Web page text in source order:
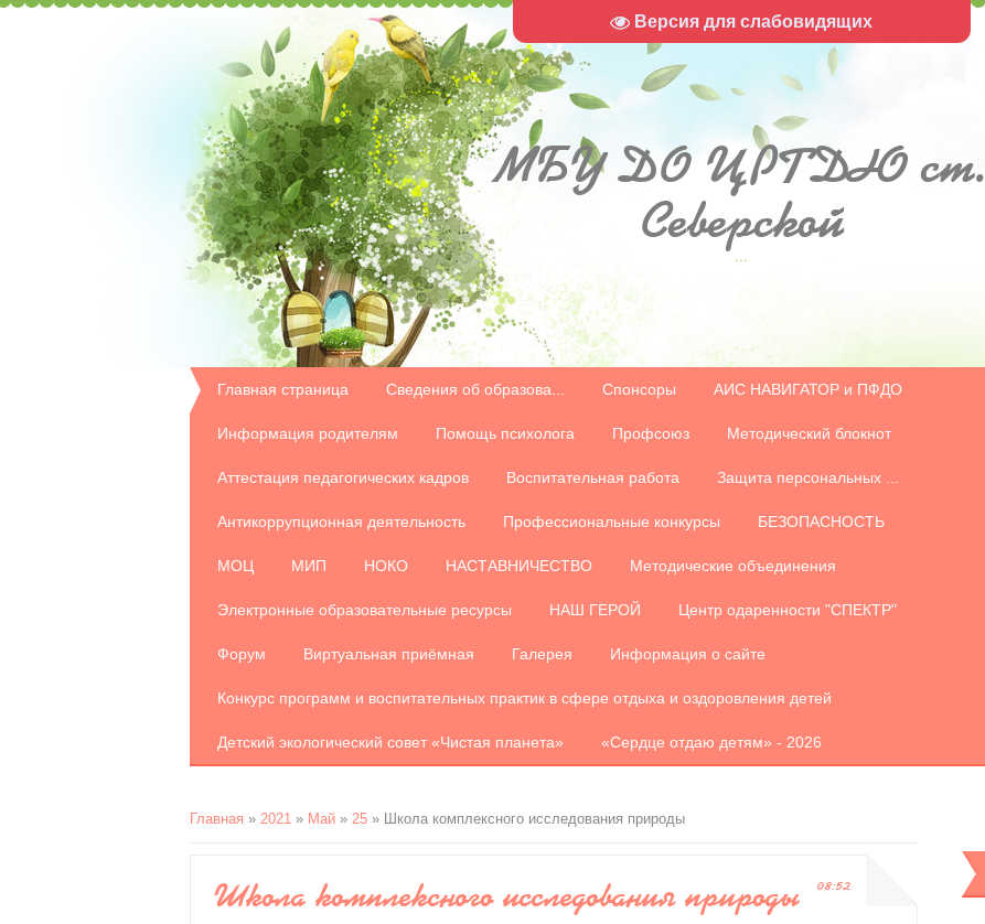
Версия для слабовидящих
МБУДО ЦРТДЮ ст.
Северской
...
Главная страница Сведения об образова... Спонсоры АИС НАВИГАТОР и ПФДО
Информация родителям Помощь психолога Профсоюз Методический блокнот
Аттестация педагогических кадров Воспитательная работа Защита персональных ...
Антикоррупционная деятельность Профессиональные конкурсы БЕЗОПАСНОСТЬ
МОЦ МИП НОКО НАСТАВНИЧЕСТВО Методические объединения
Электронные образовательные ресурсы НАШ ГЕРОЙ Центр одаренности "СПЕКТР"
Форум Виртуальная приёмная Галерея Информация о сайте
Конкурс программ и воспитательных практик в сфере отдыха и оздоровления детей
Детский экологический совет «Чистая планета» «Сердце отдаю детям» - 2026
Главная » 2021 » Май » 25 » Школа комплексного исследования природы
08:52
Школа комплексного исследования природы